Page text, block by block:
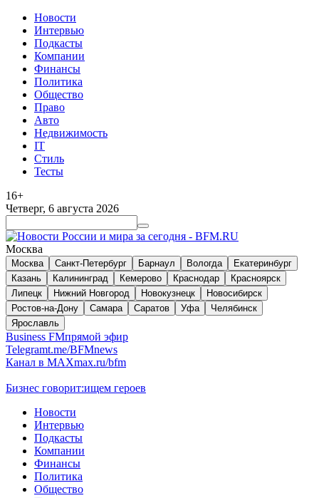
Новости
Интервью
Подкасты
Компании
Финансы
Политика
Общество
Право
Авто
Недвижимость
IT
Стиль
Тесты
16+
Четверг, 6 августа 2026
Москва
Москва Санкт-Петербург Барнаул Вологда
Екатеринбург
Казань
Калининград Кемерово Краснодар
Красноярск
Липецк
Нижний Новгород Новокузнецк
Новосибирск
Ростов-на-Дону
Самара Саратов Уфа
Челябинск
Ярославль
Business FMпрямой эфир
Telegramt.me/BFMnews
Канал в MAXmax.ru/bfm
Бизнес говорит:ищем героев
Новости
Интервью
Подкасты
Компании
Финансы
Политика
Общество